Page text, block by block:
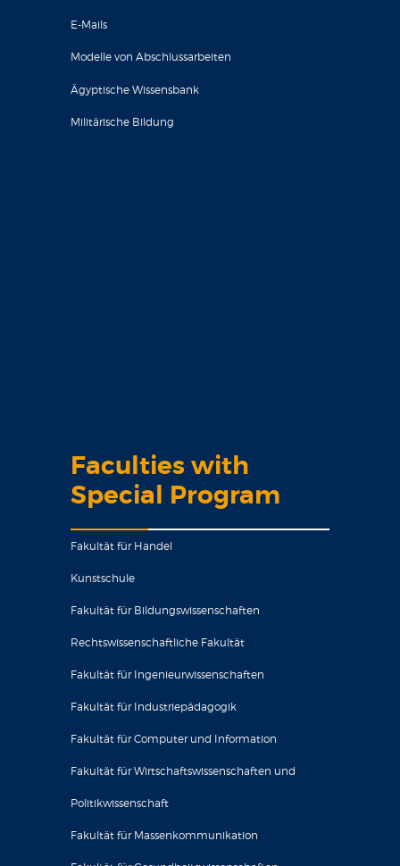
E-Mails
Modelle von Abschlussarbeiten
Ägyptische Wissensbank
Militärische Bildung
Faculties with
Special Program
Fakultät für Handel
Kunstschule
Fakultät für Bildungswissenschaften
Rechtswissenschaftliche Fakultät
Fakultät für Ingenieurwissenschaften
Fakultät für Industriepädagogik
Fakultät für Computer und Information
Fakultät für Wirtschaftswissenschaften und
Politikwissenschaft
Fakultät für Massenkommunikation